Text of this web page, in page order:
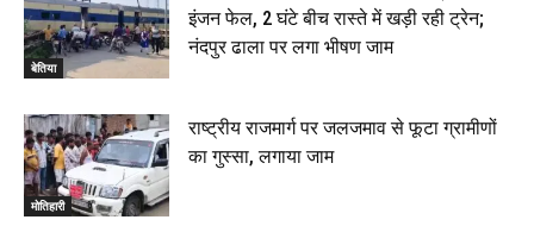
रक्सौल : सुरक्षा जॉंच को सोना-चांदी दुकानों का एसडीपीओ और
थानाध्यक्ष ने किया निरीक्षण, 19 June 2026
बेतिया में सगे भाई ने मां के साथ मिलकर की भाई की हत्या, शव
जलाया, दोनों गिरफ्तार, 14 June 2026
00:12
मोतिहारी। NDA सरकार, 12 साल विश्वास के, मीडिया संवाद में
सांसद रधामोहन सिंह, 13 June 2026
02:19
बेतिया
इंजन फेल, 2 घंटे बीच रास्ते में खड़ी रही ट्रेन;
नंदपुर ढाला पर लगा भीषण जाम
मोतिहारी
राष्ट्रीय राजमार्ग पर जलजमाव से फूटा ग्रामीणों
का गुस्सा, लगाया जाम